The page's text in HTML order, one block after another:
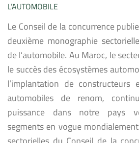
L’AUTOMOBILE
Le Conseil de la concurrence
deuxième monographie
de l’automobile. Au Maroc, le
le succès des écosystèmes
l’implantation de constructeurs
automobiles de renom,
puissance dans notre pays
segments en vogue